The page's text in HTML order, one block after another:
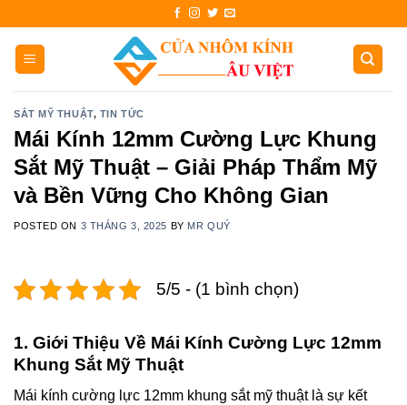
content
SẮT MỸ THUẬT, TIN TỨC
Mái Kính 12mm Cường Lực Khung
Sắt Mỹ Thuật – Giải Pháp Thẩm Mỹ
và Bền Vững Cho Không Gian
POSTED ON 3 THÁNG 3, 2025 BY MR QUÝ
5/5 - (1 bình chọn)
1. Giới Thiệu Về Mái Kính Cường Lực 12mm
Khung Sắt Mỹ Thuật
Mái kính cường lực 12mm khung sắt mỹ thuật là sự kết